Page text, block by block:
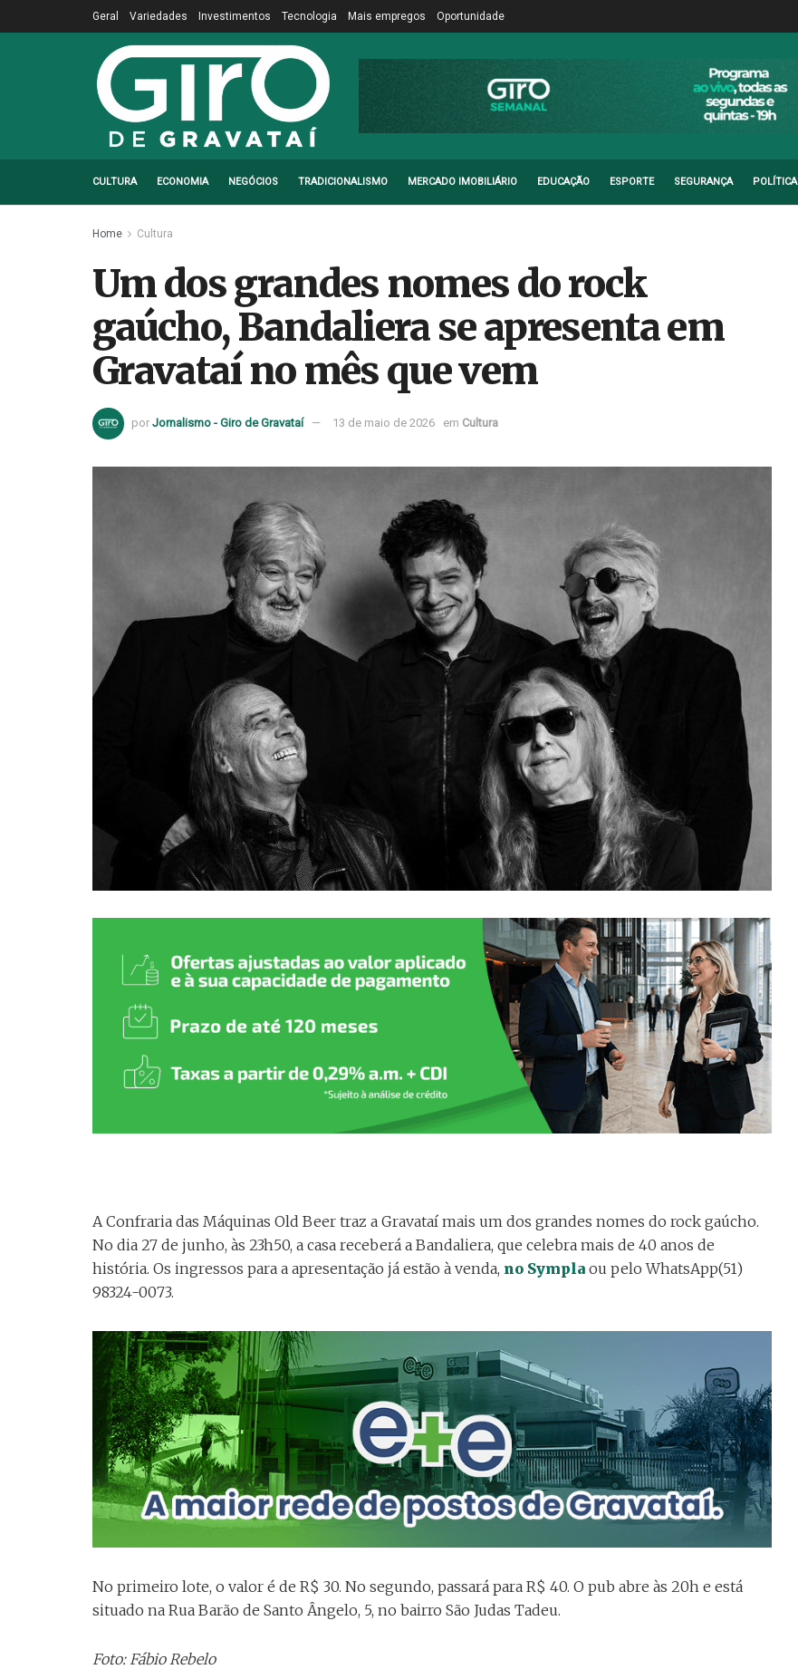
Geral Variedades Investimentos Tecnologia Mais empregos Oportunidade
CULTURA ECONOMIA NEGÓCIOS TRADICIONALISMO MERCADO IMOBILIÁRIO EDUCAÇÃO ESPORTE SEGURANÇA POLÍTICA
Home Cultura
Um dos grandes nomes do rock
gaúcho, Bandaliera se apresenta em
Gravataí no mês que vem
por Jornalismo - Giro de Gravataí 13 de maio de 2026 em Cultura
A Confraria das Máquinas Old Beer traz a Gravataí mais um dos grandes nomes do rock gaúcho.
No dia 27 de junho, às 23h50, a casa receberá a Bandaliera, que celebra mais de 40 anos de
história. Os ingressos para a apresentação já estão à venda, no Sympla ou pelo WhatsApp(51)
98324-0073.
No primeiro lote, o valor é de R$ 30. No segundo, passará para R$ 40. O pub abre às 20h e está
situado na Rua Barão de Santo Ângelo, 5, no bairro São Judas Tadeu.
Foto: Fábio Rebelo